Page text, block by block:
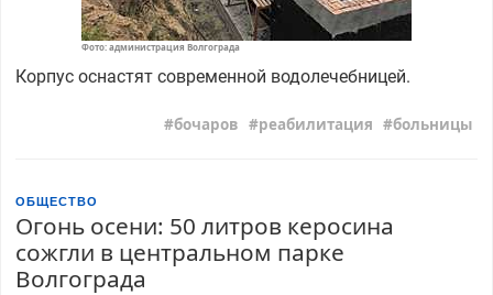
Фото: администрация Волгограда
Корпус оснастят современной водолечебницей.
бочаров реабилитация больницы
ОБЩЕСТВО
Огонь осени: 50 литров керосина
сожгли в центральном парке
Волгограда